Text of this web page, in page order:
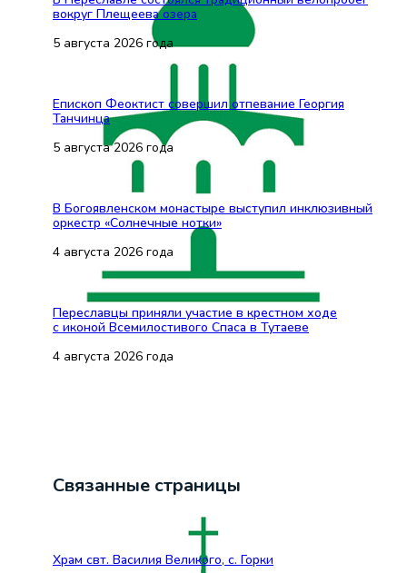
вокруг Плещеева озера
5 августа 2026 года
Епископ Феоктист совершил отпевание Георгия
Танчинца
5 августа 2026 года
В Богоявленском монастыре выступил инклюзивный
оркестр «Солнечные нотки»
4 августа 2026 года
Переславцы приняли участие в крестном ходе
с иконой Всемилостивого Спаса в Тутаеве
4 августа 2026 года
Связанные страницы
Храм свт. Василия Великого, с. Горки